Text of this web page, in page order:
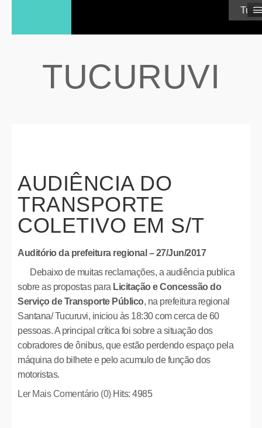
≡
TUCURUVI
AUDIÊNCIA DO
TRANSPORTE
COLETIVO EM S/T
Auditório da prefeitura regional – 27/Jun/2017
Debaixo de muitas reclamações, a audiência publica
sobre as propostas para Licitação e Concessão do
Serviço de Transporte Público, na prefeitura regional
Santana/ Tucuruvi, iniciou às 18:30 com cerca de 60
pessoas. A principal crítica foi sobre a situação dos
cobradores de ônibus, que estão perdendo espaço pela
máquina do bilhete e pelo acumulo de função dos
motoristas.
Ler Mais Comentário (0) Hits: 4985